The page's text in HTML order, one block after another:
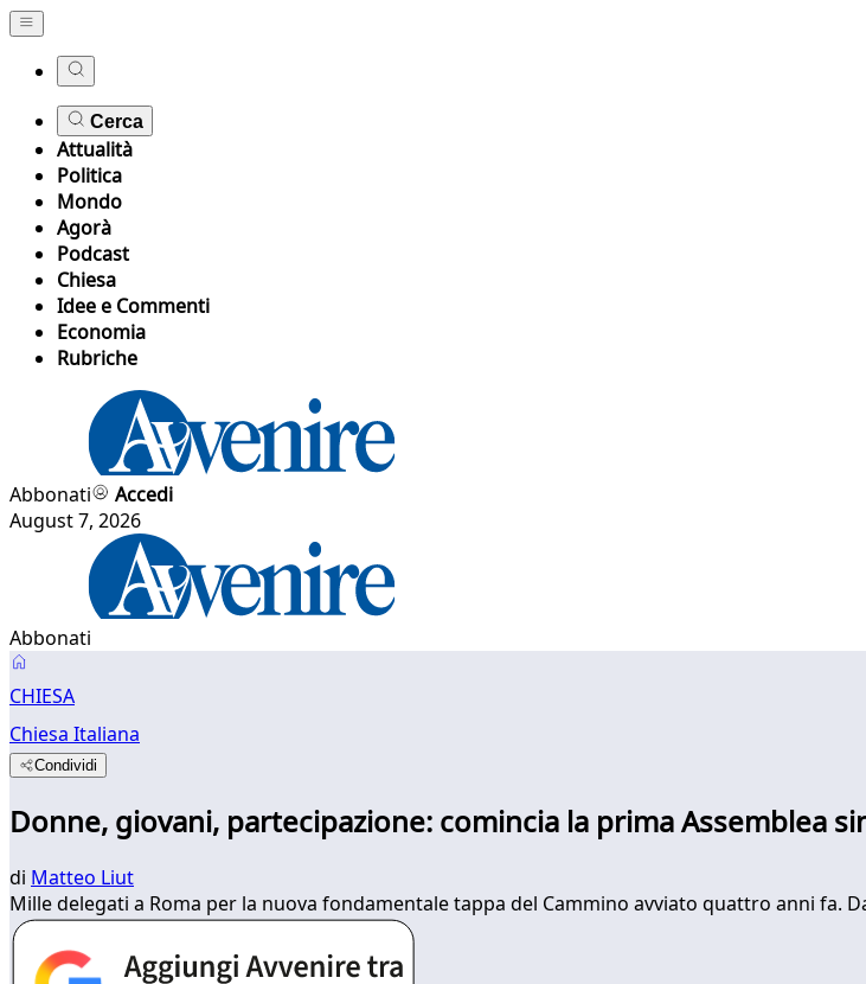
Cerca
Attualità
Politica
Mondo
Agorà
Podcast
Chiesa
Idee e Commenti
Economia
Rubriche
Abbonati
Accedi
August 7, 2026
Abbonati
CHIESA
Chiesa Italiana
Condividi
Donne, giovani, partecipazione: comincia la prima Assemblea
di Matteo Liut
Mille delegati a Roma per la nuova fondamentale tappa del Cammino avviato quattro anni fa.